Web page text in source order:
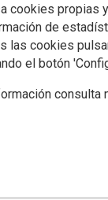
cookies propias
de
las cookies
el botón
consulta
que se inició
centro: Imprimir y
del censo
Téngase en
accesible al personal
pudiendo, por tanto,